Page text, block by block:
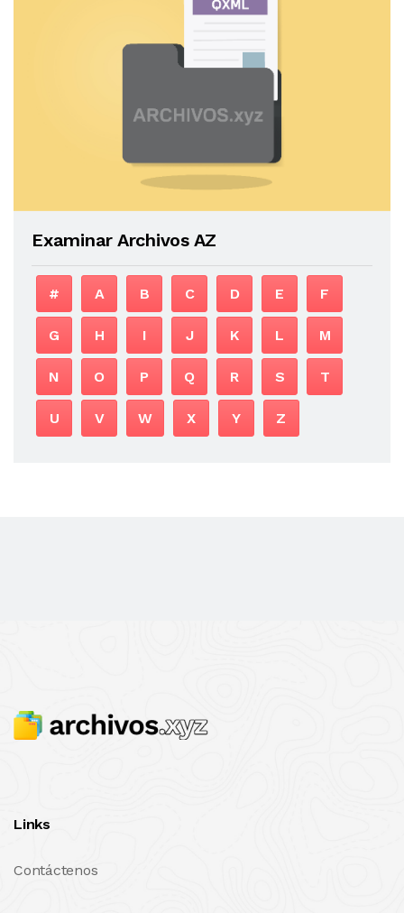
Examinar Archivos AZ
# A B C D E F
G H I J K L M
N O P Q R S T
U V W X Y Z
Links
Contáctenos